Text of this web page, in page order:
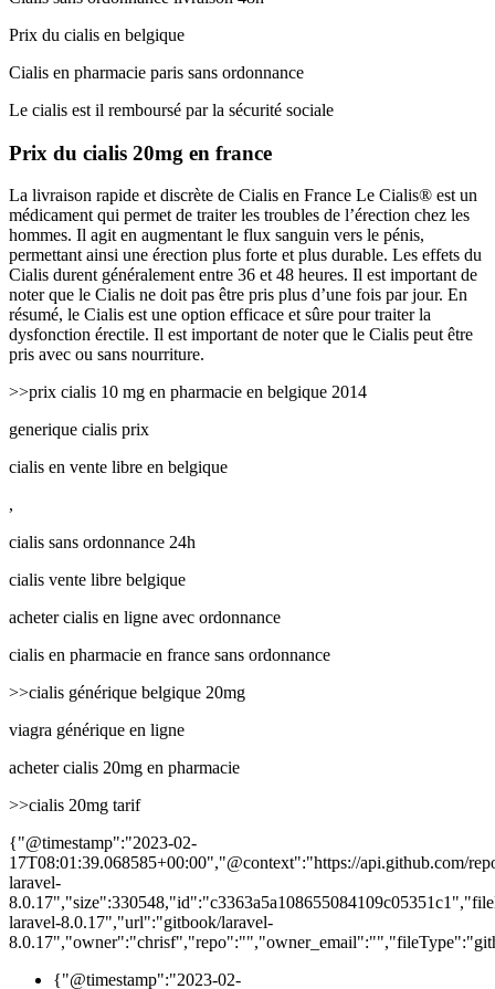
Prix du cialis en belgique
Cialis en pharmacie paris sans ordonnance
Le cialis est il remboursé par la sécurité sociale
Prix du cialis 20mg en france
La livraison rapide et discrète de Cialis en France Le Cialis® est un
médicament qui permet de traiter les troubles de l’érection chez les
hommes. Il agit en augmentant le flux sanguin vers le pénis,
permettant ainsi une érection plus forte et plus durable. Les effets du
Cialis durent généralement entre 36 et 48 heures. Il est important de
noter que le Cialis ne doit pas être pris plus d’une fois par jour. En
résumé, le Cialis est une option efficace et sûre pour traiter la
dysfonction érectile. Il est important de noter que le Cialis peut être
pris avec ou sans nourriture.
>>prix cialis 10 mg en pharmacie en belgique 2014
generique cialis prix
cialis en vente libre en belgique
,
cialis sans ordonnance 24h
cialis vente libre belgique
acheter cialis en ligne avec ordonnance
cialis en pharmacie en france sans ordonnance
>>cialis générique belgique 20mg
viagra générique en ligne
acheter cialis 20mg en pharmacie
>>cialis 20mg tarif
{"@timestamp":"2023-02-
17T08:01:39.068585+00:00","@context":"https://api.github.com/
laravel-
laravel-8.0.17","url":"gitbook/laravel-
8.0.17","owner":"chrisf","repo":"","owner_email":"
{"@timestamp":"2023-02-